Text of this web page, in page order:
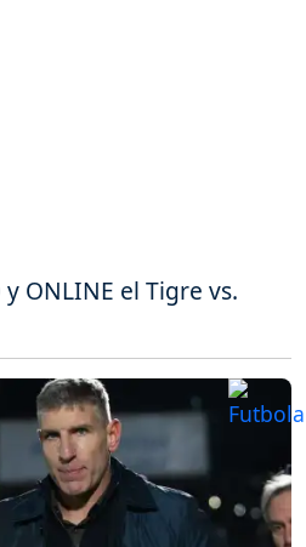
ONLINE el Tigre vs.